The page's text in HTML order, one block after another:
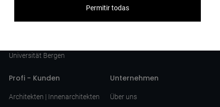
Universität Bergen
Download
Profi - Kunden
Architekten | Innenarchitekten
Unternehmen
Über uns
Permitir todas